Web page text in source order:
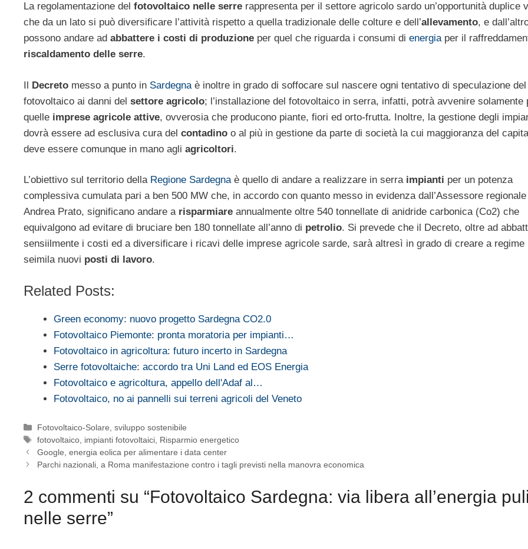
La regolamentazione del fotovoltaico nelle serre rappresenta per il settore agricolo sardo un’opportunità duplice
che da un lato si può diversificare l’attività rispetto a quella tradizionale delle colture e dell’allevamento, e
possono andare ad abbattere i costi di produzione per quel che riguarda i consumi di energiaper il
riscaldamento delle serre.
Il Decreto messo a punto in Sardegna è inoltre in grado di soffocare sul nascere ogni tentativo di speculazione del
fotovoltaico ai danni del settore agricolo; l’installazione del fotovoltaico in serra, infatti, potrà avvenire solamente
quelle imprese agricole attive, ovverosia che producono piante, fiori ed orto-frutta. Inoltre, la gestione degli
dovrà essere ad esclusiva cura del contadino o al più in gestione da parte di società la cui maggioranza del
deve essere comunque in mano agli agricoltori.
L’obiettivo sul territorio della Regione Sardegnaè quello di andare a realizzare in serra impianti per un potenza
complessiva cumulata pari a ben 500 MW che, in accordo con quanto messo in evidenza dall’Assessore regionale
Andrea Prato, significano andare arisparmiare annualmente oltre 540 tonnellate di anidride carbonica (Co2) che
equivalgono ad evitare di bruciare ben 180 tonnellate all’anno di petrolio. Si prevede che il Decreto, oltre ad
sensiilmente i costi ed a diversificare i ricavi delle imprese agricole sarde, sarà altresì in grado di creare a regime
seimila nuovi posti di lavoro.
Related Posts:
Green economy: nuovo progetto Sardegna CO2.0
Fotovoltaico Piemonte: pronta moratoria per impianti…
Fotovoltaico in agricoltura: futuro incerto in Sardegna
Serre fotovoltaiche: accordo tra Uni Land ed EOS Energia
Fotovoltaico e agricoltura, appello dell'Adaf al…
Fotovoltaico, no ai pannelli sui terreni agricoli del Veneto
Categorie
Fotovoltaico-Solare ,sviluppo sostenibile
Tag
fotovoltaico impianti fotovoltaici Risparmio energetico
Google, energia eolica per alimentare i data center
Parchi nazionali, a Roma manifestazione contro i tagli previsti nella manovra economica
2 commenti su “Fotovoltaico Sardegna: via libera all’energia
nelle serre”